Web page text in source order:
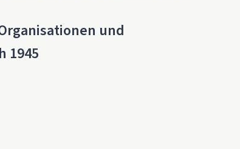
und
1945
in Deutschland nach 1945 Menge